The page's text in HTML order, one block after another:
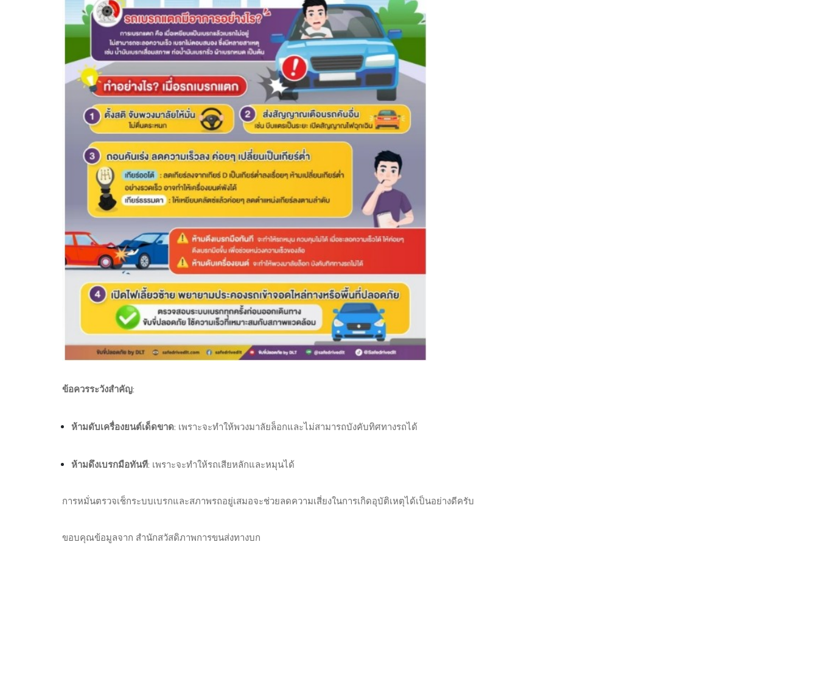
ข้อควรระวังสำคัญ:
ห้ามดับเครื่องยนต์เด็ดขาด: เพราะจะทำให้พวงมาลัยล็อกและไม่สามารถบังคับทิศทางรถได้
ห้ามดึงเบรกมือทันที: เพราะจะทำให้รถเสียหลักและหมุนได้
การหมั่นตรวจเช็กระบบเบรกและสภาพรถอยู่เสมอจะช่วยลดความเสี่ยงในการเกิดอุบัติเหตุได้เป็นอย่างดีครับ
ขอบคุณข้อมูลจาก สำนักสวัสดิภาพการขนส่งทางบก